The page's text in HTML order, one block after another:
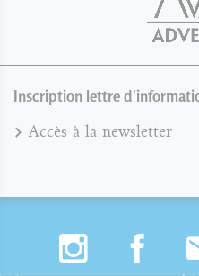
Inscription lettre
Accès à la newsletter